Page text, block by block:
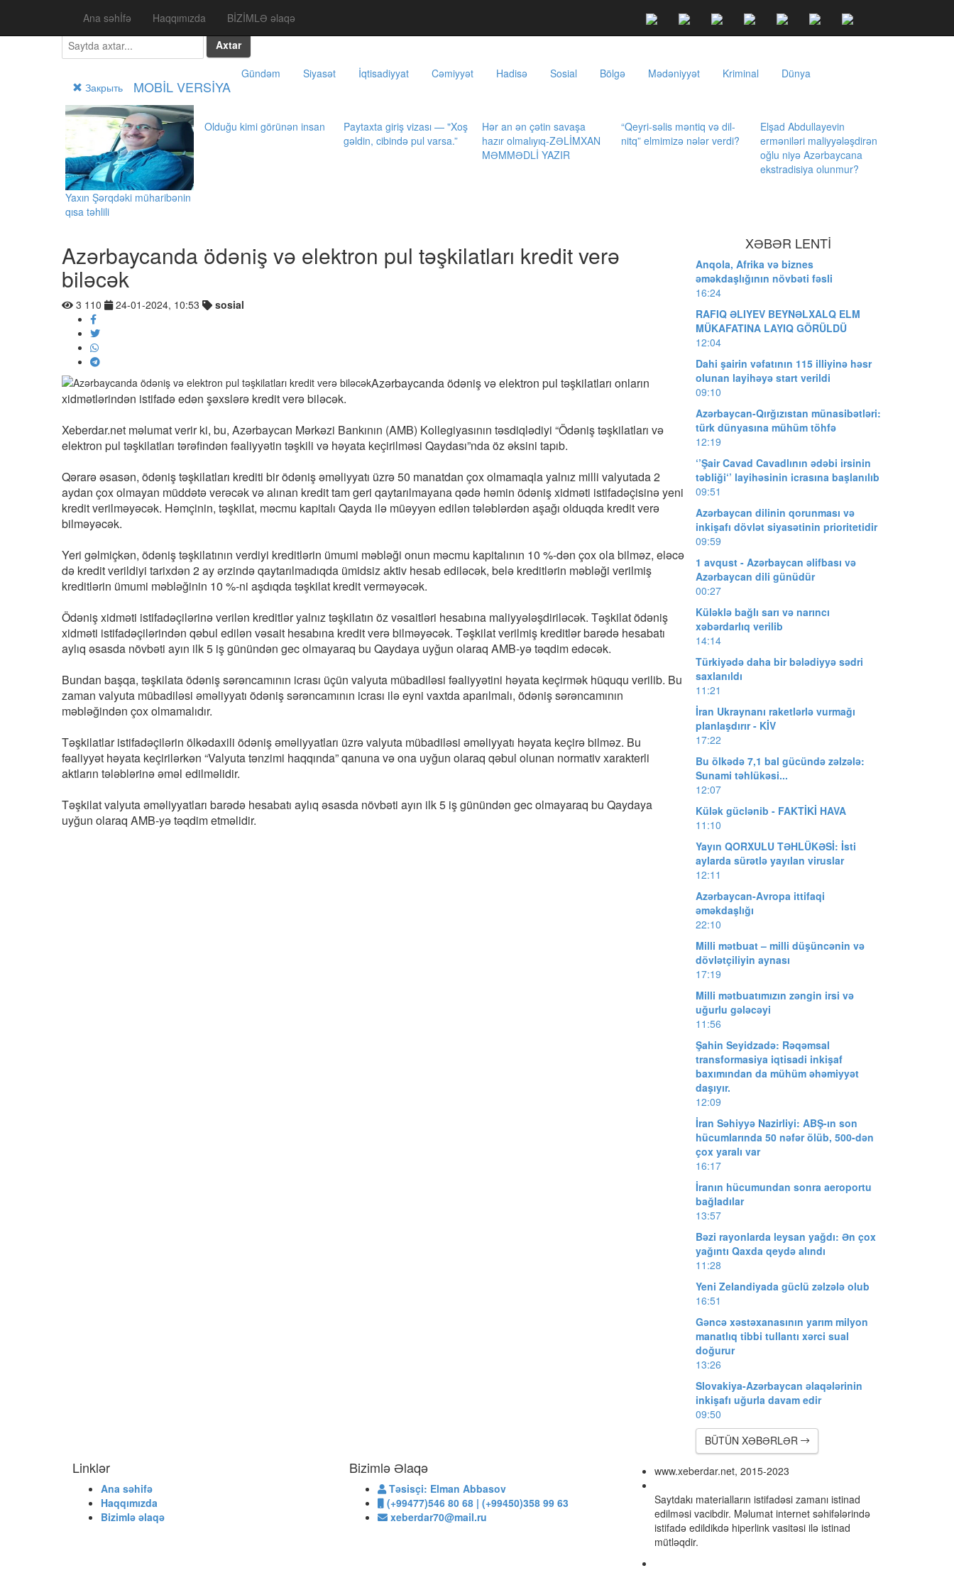
Ana səhİfə Haqqımızda
BİZİMLƏ əlaqə
Axtar
Закрыть MOBİL VERSİYA
Gündəm Siyasət İqtisadiyyat Cəmiyyət Hadisə Sosial Bölgə Mədəniyyət Kriminal Dünya
Yaxın Şərqdəki müharibənin
qısa təhlili
Olduğu kimi görünən insan
Paytaxta giriş vizası — "Xoş
gəldin, cibində pul varsa.”
Hər an ən çətin savaşa
hazır olmalıyıq-ZƏLİMXAN
MƏMMƏDLİ YAZIR
“Qeyri-səlis məntiq və dil-
nitq” elmimizə nələr verdi?
Elşad Abdullayevin
erməniləri maliyyələşdirən
oğlu niyə Azərbaycana
ekstradisiya olunmur?
Azərbaycanda ödəniş və elektron pul təşkilatları kredit verə
biləcək
3 110 24-01-2024, 10:53 sosial
Azərbaycanda ödəniş və elektron pul təşkilatları onların
xidmətlərindən istifadə edən şəxslərə kredit verə biləcək.
Xeberdar.net məlumat verir ki, bu, Azərbaycan Mərkəzi Bankının (AMB) Kollegiyasının təsdiqlədiyi “Ödəniş təşkilatları və
elektron pul təşkilatları tərəfindən fəaliyyətin təşkili və həyata keçirilməsi Qaydası”nda öz əksini tapıb.
Qərarə əsasən, ödəniş təşkilatları krediti bir ödəniş əməliyyatı üzrə 50 manatdan çox olmamaqla yalnız milli valyutada 2
aydan çox olmayan müddətə verəcək və alınan kredit tam geri qaytarılmayana qədə həmin ödəniş xidməti istifadəçisinə yeni
kredit verilməyəcək. Həmçinin, təşkilat, məcmu kapitalı Qayda ilə müəyyən edilən tələblərdən aşağı olduqda kredit verə
bilməyəcək.
Yeri gəlmiçkən, ödəniş təşkilatının verdiyi kreditlərin ümumi məbləği onun məcmu kapitalının 10 %-dən çox ola bilməz, eləcə
də kredit verildiyi tarixdən 2 ay ərzində qaytarılmadıqda ümidsiz aktiv hesab ediləcək, belə kreditlərin məbləği verilmiş
kreditlərin ümumi məbləğinin 10 %-ni aşdıqda təşkilat kredit verməyəcək.
Ödəniş xidməti istifadəçilərinə verilən kreditlər yalnız təşkilatın öz vəsaitləri hesabına maliyyələşdiriləcək. Təşkilat ödəniş
xidməti istifadəçilərindən qəbul edilən vəsait hesabına kredit verə bilməyəcək. Təşkilat verilmiş kreditlər barədə hesabatı
aylıq əsasda növbəti ayın ilk 5 iş günündən gec olmayaraq bu Qaydaya uyğun olaraq AMB-yə təqdim edəcək.
Bundan başqa, təşkilata ödəniş sərəncamının icrası üçün valyuta mübadiləsi fəaliyyətini həyata keçirmək hüququ verilib. Bu
zaman valyuta mübadiləsi əməliyyatı ödəniş sərəncamının icrası ilə eyni vaxtda aparılmalı, ödəniş sərəncamının
məbləğindən çox olmamalıdır.
Təşkilatlar istifadəçilərin ölkədaxili ödəniş əməliyyatları üzrə valyuta mübadiləsi əməliyyatı həyata keçirə bilməz. Bu
fəaliyyət həyata keçirilərkən “Valyuta tənzimi haqqında” qanuna və ona uyğun olaraq qəbul olunan normativ xarakterli
aktların tələblərinə əməl edilməlidir.
Təşkilat valyuta əməliyyatları barədə hesabatı aylıq əsasda növbəti ayın ilk 5 iş günündən gec olmayaraq bu Qaydaya
uyğun olaraq AMB-yə təqdim etməlidir.
XƏBƏR LENTİ
Anqola, Afrika və biznes
əməkdaşlığının növbəti fəsli
16:24
RAFIQ ƏLIYEV BEYNƏLXALQ ELM
MÜKAFATINA LAYIQ GÖRÜLDÜ
12:04
Dahi şairin vəfatının 115 illiyinə həsr
olunan layihəyə start verildi
09:10
Azərbaycan-Qırğızıstan münasibətləri:
türk dünyasına mühüm töhfə
12:19
‘’Şair Cavad Cavadlının ədəbi irsinin
təbliği‘’ layihəsinin icrasına başlanılıb
09:51
Azərbaycan dilinin qorunması və
inkişafı dövlət siyasətinin prioritetidir
09:59
1 avqust - Azərbaycan əlifbası və
Azərbaycan dili günüdür
00:27
Küləklə bağlı sarı və narıncı
xəbərdarlıq verilib
14:14
Türkiyədə daha bir bələdiyyə sədri
saxlanıldı
11:21
İran Ukraynanı raketlərlə vurmağı
planlaşdırır - KİV
17:22
Bu ölkədə 7,1 bal gücündə zəlzələ:
Sunami təhlükəsi...
12:07
Külək güclənib - FAKTİKİ HAVA
11:10
Yayın QORXULU TƏHLÜKƏSİ: İsti
aylarda sürətlə yayılan viruslar
12:11
Azərbaycan-Avropa ittifaqi
əməkdaşlığı
22:10
Milli mətbuat – milli düşüncənin və
dövlətçiliyin aynası
17:19
Milli mətbuatımızın zəngin irsi və
uğurlu gələcəyi
11:56
Şahin Seyidzadə: Rəqəmsal
transformasiya iqtisadi inkişaf
baxımından da mühüm əhəmiyyət
daşıyır.
12:09
İran Səhiyyə Nazirliyi: ABŞ-ın son
hücumlarında 50 nəfər ölüb, 500-dən
çox yaralı var
16:17
İranın hücumundan sonra aeroportu
bağladılar
13:57
Bəzi rayonlarda leysan yağdı: Ən çox
yağıntı Qaxda qeydə alındı
11:28
Yeni Zelandiyada güclü zəlzələ olub
16:51
Gəncə xəstəxanasının yarım milyon
manatlıq tibbi tullantı xərci sual
doğurur
13:26
Slovakiya-Azərbaycan əlaqələrinin
inkişafı uğurla davam edir
09:50
BÜTÜN XƏBƏRLƏR
Linklər
Ana səhifə
Haqqımızda
Bizimlə əlaqə
Bizimlə Əlaqə
Təsisçi: Elman Abbasov
(+99477)546 80 68 | (+99450)358 99 63
xeberdar70@mail.ru
www.xeberdar.net, 2015-2023
Saytdakı materialların istifadəsi zamanı istinad
edilməsi vacibdir. Məlumat internet səhifələrində
istifadə edildikdə hiperlink vasitəsi ilə istinad
mütləqdir.